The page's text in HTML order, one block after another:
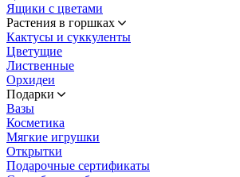
Ящики с цветами
Растения в горшках
Кактусы и суккуленты
Цветущие
Лиственные
Орхидеи
Подарки
Вазы
Косметика
Мягкие игрушки
Открытки
Подарочные сертификаты